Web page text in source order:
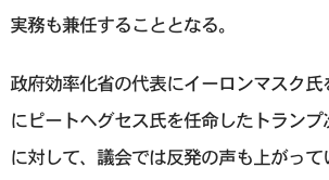
実務も兼任することとなる。
政府効率化省の代表にイーロンマスク
にピートヘグセス氏を任命したトラン
に対して、議会では反発の声も上がっ